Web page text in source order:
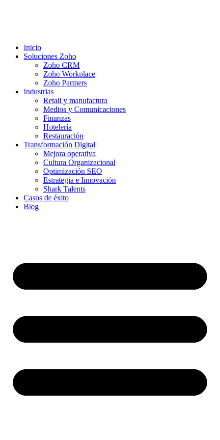
Inicio
Soluciones Zoho
Zoho CRM
Zoho Workplace
Zoho Partners
Industrias
Retail y manufactura
Medios y Comunicaciones
Finanzas
Hotelería
Restauración
Transformación Digital
Mejora operativa
Cultura Organizacional
Optimización SEO
Estrategia e Innovación
Shark Talents
Casos de éxito
Blog